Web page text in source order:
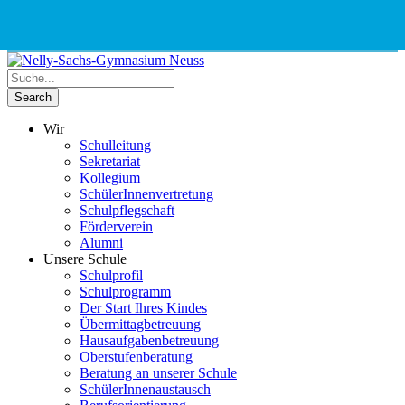
Wir
Schulleitung
Sekretariat
Kollegium
SchülerInnenvertretung
Schulpflegschaft
Förderverein
Alumni
Unsere Schule
Schulprofil
Schulprogramm
Der Start Ihres Kindes
Übermittagbetreuung
Hausaufgabenbetreuung
Oberstufenberatung
Beratung an unserer Schule
SchülerInnenaustausch
Number
for
calling
Address
Maps